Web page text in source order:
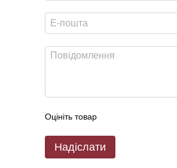
Оцініть товар
Надіслати